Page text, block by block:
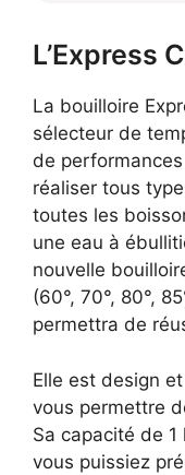
L’Express
La bouilloire
sélecteur de
de
réaliser tous
toutes les
une eau à
nouvelle
(60°, 70°, 80°,
permettra de
Elle est design
vous permettre
Sa capacité de
vous puissiez